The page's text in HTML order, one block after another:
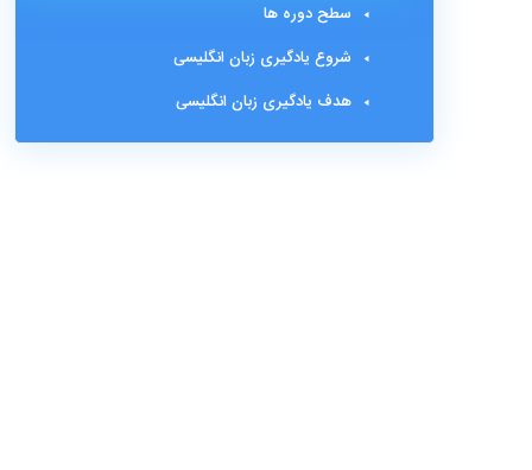
سطح دوره ها
شروع یادگیری زبان انگلیسی
هدف یادگیری زبان انگلیسی